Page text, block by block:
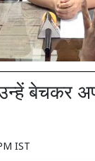
उन्हें
IST